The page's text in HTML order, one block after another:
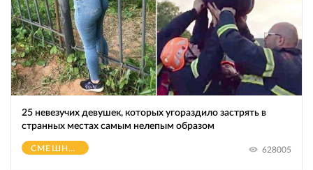
25 невезучих девушек, которых угораздило застрять в
странных местах самым нелепым образом
СМЕШНОЕ 628005